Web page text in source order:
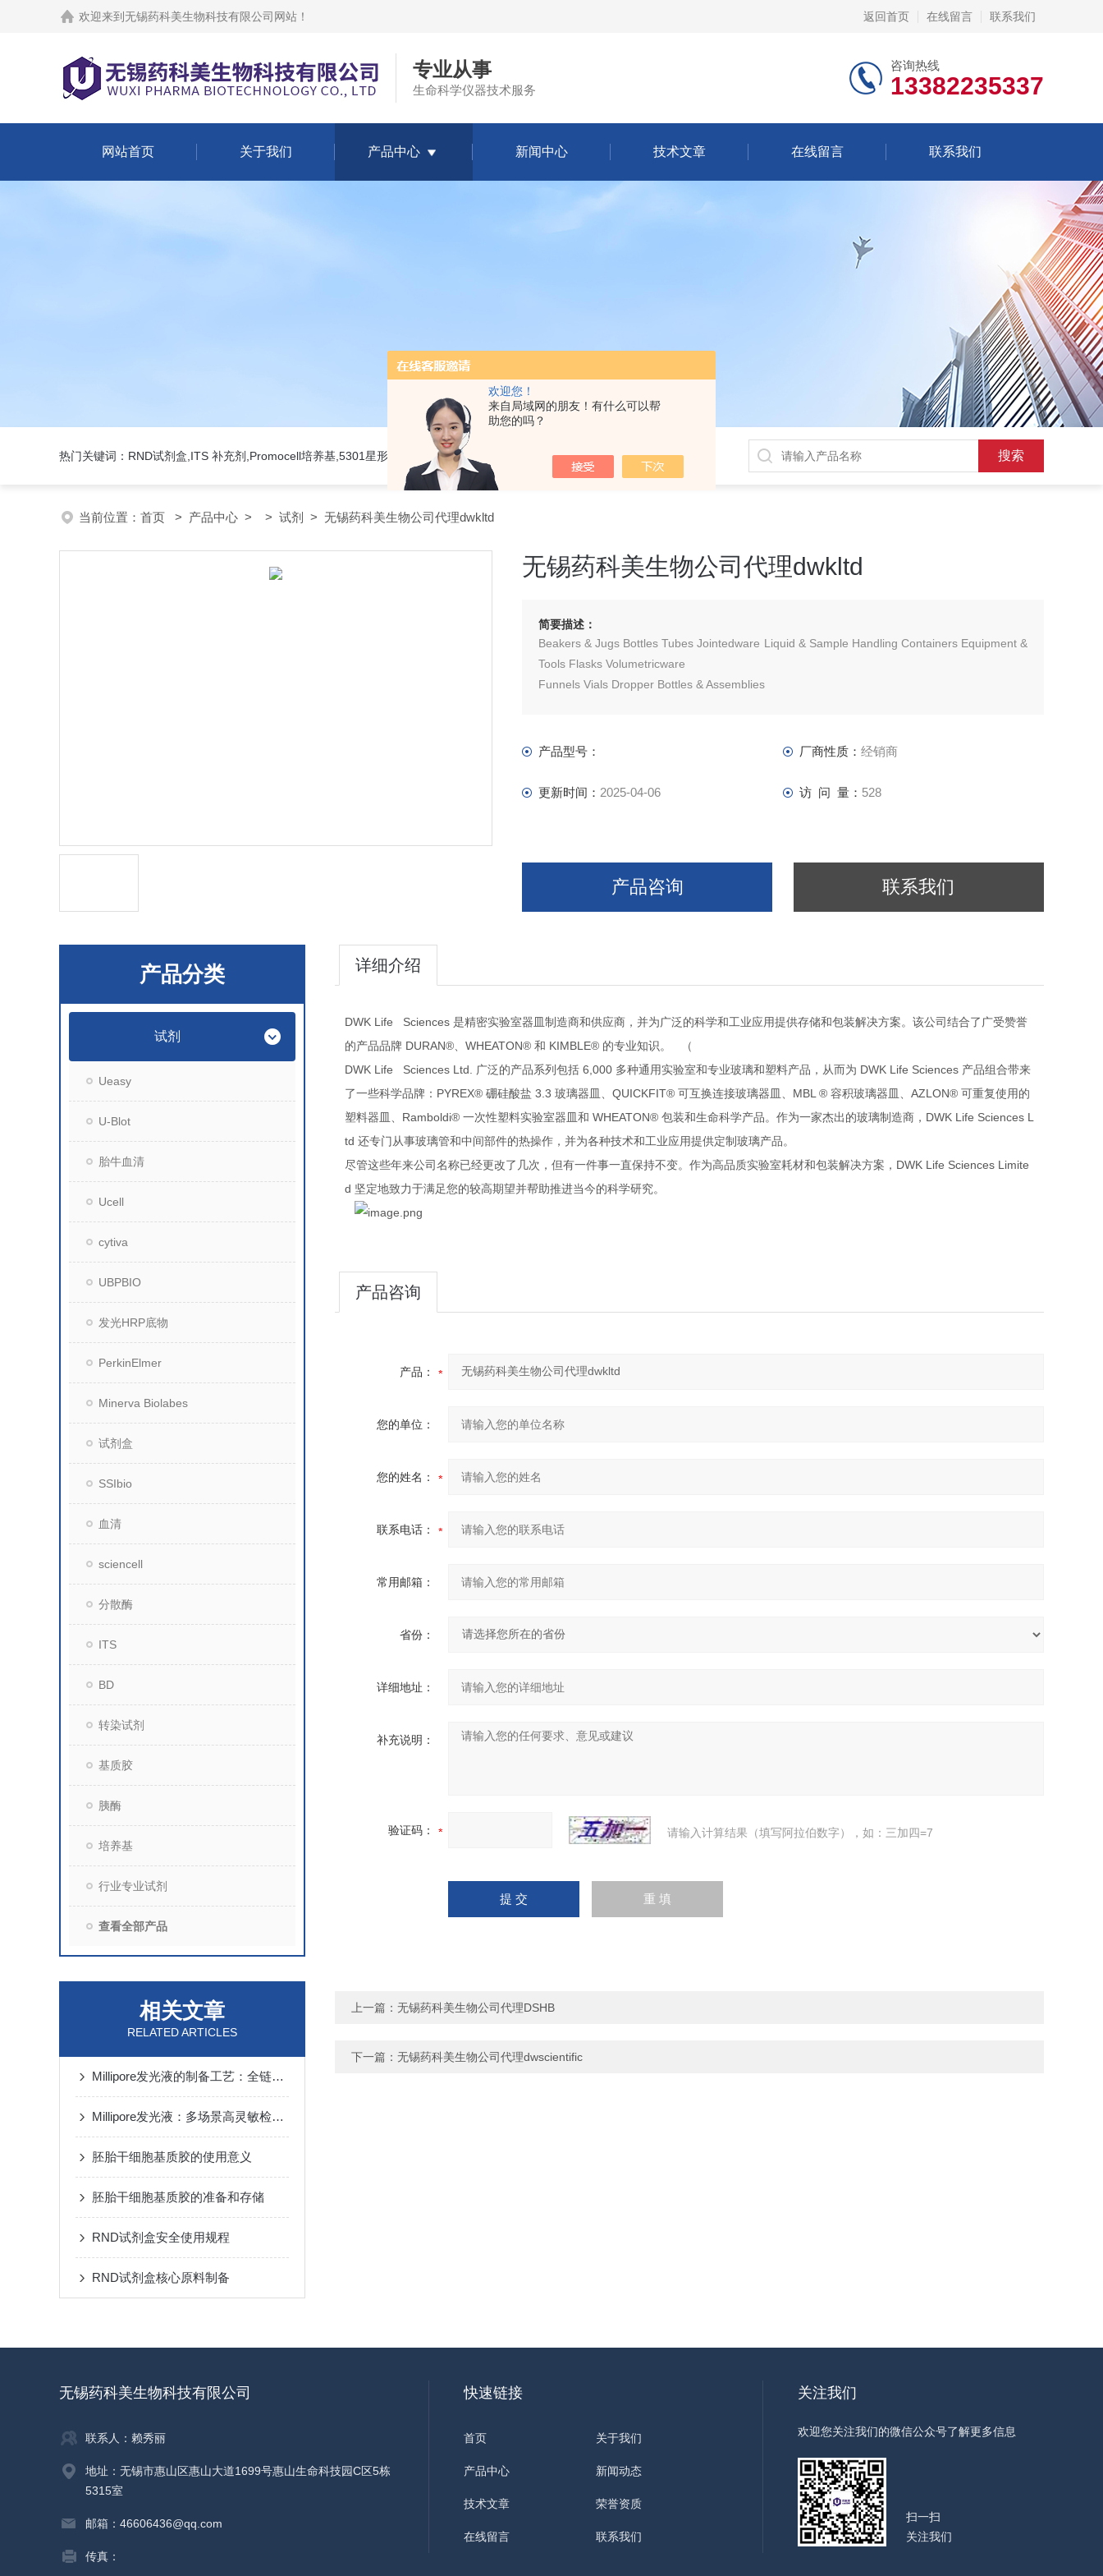
欢迎您！
来自局域网的朋友！有什么可以帮
助您的吗？
欢迎来到 无锡药科美生物科技有限公司网站 ！ 返回首页 在线留言 联系我们
专业从事
生命科学仪器技术服务
咨询热线
13382235337
网站首页 关于我们 产品中心 新闻中心 技术文章 在线留言 联系我们
热门关键词：RND试剂盒,ITS 补充剂,Promocell培养基,5301星形细胞培养基
当前位置： 首页 > 产品中心 > > 试剂 > 无锡药科美生物公司代理dwkltd
无锡药科美生物公司代理dwkltd
简要描述：
Beakers & Jugs Bottles Tubes Jointedware Liquid & Sample Handling Containers Equipment &
Tools Flasks Volumetricware
Funnels Vials Dropper Bottles & Assemblies
产品型号： 厂商性质： 经销商
更新时间： 2025-04-06 访 问 量： 528
产品咨询 联系我们
产品分类
试剂
Ueasy
U-Blot
胎牛血清
Ucell
cytiva
UBPBIO
发光HRP底物
PerkinElmer
Minerva Biolabes
试剂盒
SSIbio
血清
sciencell
分散酶
ITS
BD
转染试剂
基质胶
胰酶
培养基
行业专业试剂
查看全部产品
相关文章
RELATED ARTICLES
Millipore发光液的制备工艺：全链路质控保障检测性能稳定
Millipore发光液：多场景高灵敏检测的核心试剂支撑
胚胎干细胞基质胶的使用意义
胚胎干细胞基质胶的准备和存储
RND试剂盒安全使用规程
RND试剂盒核心原料制备
详细介绍
DWK Life Sciences 是精密实验室器皿制造商和供应商，并为广泛的科学和工业应用提供存储和包装解决方案。该公司结合了广受赞誉
的产品品牌 DURAN®、 WHEATON® 和 KIMBLE® 的专业知识。 （
DWK Life Sciences Ltd. 广泛的产品系列包括 6,000 多种通用实验室和专业玻璃和塑料产品，从而为 DWK Life Sciences 产品组合带来
了一些科学品牌： PYREX® 硼硅酸盐 3.3 玻璃器皿、 QUICKFIT® 可互换连接玻璃器皿、 MBL ® 容积玻璃器皿、 AZLON® 可重复使用的
塑料器皿、 Ramboldi® 一次性塑料实验室器皿和 WHEATON® 包装和生命科学产品。作为一家杰出的玻璃制造商， DWK Life Sciences L
td 还专门从事玻璃管和中间部件的热操作，并为各种技术和工业应用提供定制玻璃产品。
尽管这些年来公司名称已经更改了几次，但有一件事一直保持不变。作为高品质实验室耗材和包装解决方案 ， DWK Life Sciences Limite
d 坚定地致力于满足您的较高期望并帮助推进当今的科学研究。
产品咨询
产品：
您的单位：
您的姓名：
联系电话：
常用邮箱：
省份：
详细地址：
补充说明：
验证码： 请输入计算结果（填写阿拉伯数字），如：三加四=7
上一篇： 无锡药科美生物公司代理DSHB
下一篇： 无锡药科美生物公司代理dwscientific
无锡药科美生物科技有限公司
联系人：赖秀丽
地址：无锡市惠山区惠山大道1699号惠山生命科技园C区5栋
5315室
邮箱：46606436@qq.com
传真：
快速链接
首页 关于我们
产品中心 新闻动态
技术文章 荣誉资质
在线留言 联系我们
关注我们
欢迎您关注我们的微信公众号了解更多信息
扫一扫
关注我们